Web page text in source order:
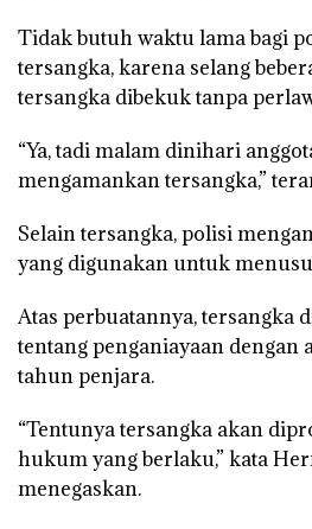
Tidak butuh waktu lama bagi
tersangka, karena selang
tersangka dibekuk tanpa
“Ya, tadi malam dinihari
mengamankan tersangka,”
Selain tersangka, polisi
yang digunakan untuk
Atas perbuatannya, tersangka
tentang penganiayaan dengan
tahun penjara.
“Tentunya tersangka akan
hukum yang berlaku,” kata
menegaskan.